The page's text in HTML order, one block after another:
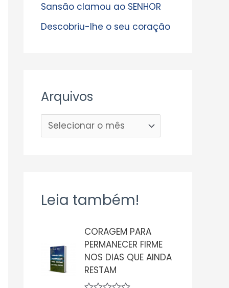
Sansão clamou ao SENHOR
Descobriu-lhe o seu coração
Arquivos
Leia também!
CORAGEM PARA
PERMANECER FIRME
NOS DIAS QUE AINDA
RESTAM